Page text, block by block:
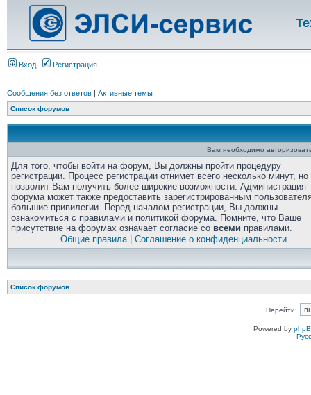
Вход Регистрация
Сообщения без ответов | Активные темы
Список форумов
Вам необходимо
Для того, чтобы войти на форум, Вы должны пройти процедуру
регистрации. Процесс регистрации отнимет всего несколько минут, но
позволит Вам получить более широкие возможности. Администрация
форума может также предоставить зарегистрированным
большие привилегии. Перед началом регистрации, Вы должны
ознакомиться с правилами и политикой форума. Помните, что Ваше
присутствие на форумах означает согласие со всеми правилами.
Общие правила| Соглашение о конфиденциальности
Список форумов
Перейти:
Powered by